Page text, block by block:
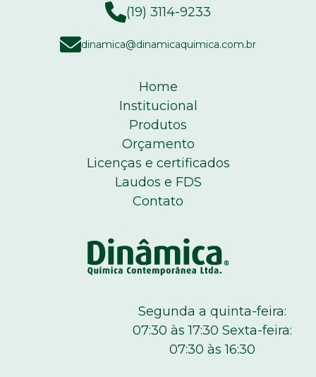
(19) 3114-9233
dinamica@dinamicaquimica.com.br
Home
Institucional
Produtos
Orçamento
Licenças e certificados
Laudos e FDS
Contato
Segunda a quinta-feira:
07:30 às 17:30 Sexta-feira:
07:30 às 16:30